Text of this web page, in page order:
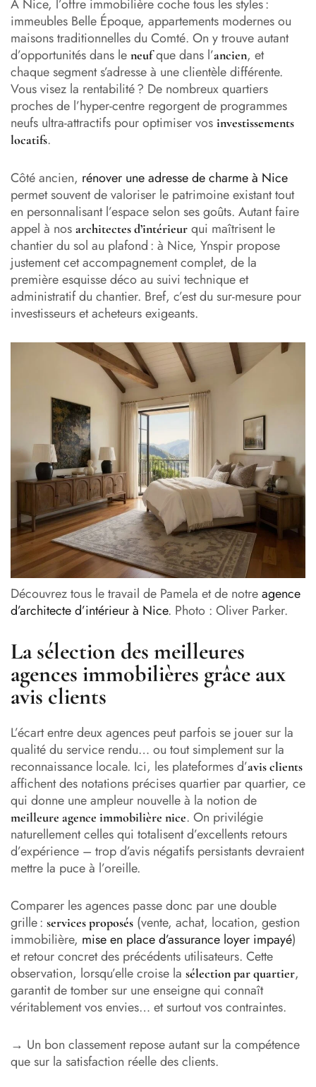
À Nice, l’offre immobilière coche tous les styles :
immeubles Belle Époque, appartements modernes ou
maisons traditionnelles du Comté. On y trouve autant
d’opportunités dans le neufque dans l’ancien, et
chaque segment s’adresse à une clientèle différente.
Vous visez la rentabilité ? De nombreux quartiers
proches de l’hyper-centre regorgent de programmes
neufs ultra-attractifs pour optimiser vos investissements
locatifs.
Côté ancien, rénover une adresse de charme à Nice
permet souvent de valoriser le patrimoine existant tout
en personnalisant l’espace selon ses goûts. Autant faire
appel à nos architectes d’intérieur qui maîtrisent le
chantier du sol au plafond : à Nice, Ynspir propose
justement cet accompagnement complet, de la
première esquisse déco au suivi technique et
administratif du chantier. Bref, c’est du sur-mesure pour
investisseurs et acheteurs exigeants.
Découvrez tous le travail de Pamela et de notreagence
d’architecte d’intérieur à Nice. Photo : Oliver Parker.
La sélection des meilleures
agences immobilières grâce aux
avis clients
L’écart entre deux agences peut parfois se jouer sur la
qualité du service rendu… ou tout simplement sur la
reconnaissance locale. Ici, les plateformes d’avis clients
affichent des notations précises quartier par quartier, ce
qui donne une ampleur nouvelle à la notion de
meilleure agence immobilière nice. On privilégie
naturellement celles qui totalisent d’excellents retours
d’expérience – trop d’avis négatifs persistants devraient
mettre la puce à l’oreille.
Comparer les agences passe donc par une double
grille : services proposés (vente, achat, location, gestion
immobilière, mise en place d’assurance loyer impayé)
et retour concret des précédents utilisateurs. Cette
observation, lorsqu’elle croise la sélection par quartier,
garantit de tomber sur une enseigne qui connaît
véritablement vos envies… et surtout vos contraintes.
→ Un bon classement repose autant sur la compétence
que sur la satisfaction réelle des clients.